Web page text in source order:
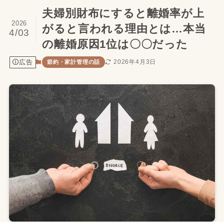
夫婦別財布にすると離婚率が上
がると言われる理由とは…本当
の離婚原因1位は〇〇だった
2026
4/03
広告 節約・家計管理の話 2026年4月3日